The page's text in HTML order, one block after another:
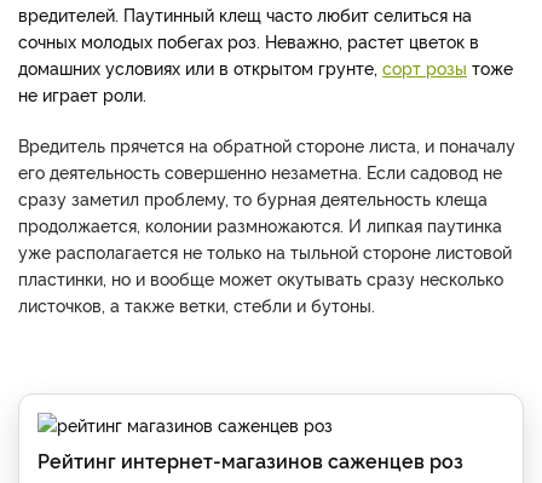
вредителей. Паутинный клещ часто любит селиться на
сочных молодых побегах роз. Неважно, растет цветок в
домашних условиях или в открытом грунте, сорт розы тоже
не играет роли.
Вредитель прячется на обратной стороне листа, и поначалу
его деятельность совершенно незаметна. Если садовод не
сразу заметил проблему, то бурная деятельность клеща
продолжается, колонии размножаются. И липкая паутинка
уже располагается не только на тыльной стороне листовой
пластинки, но и вообще может окутывать сразу несколько
листочков, а также ветки, стебли и бутоны.
Рейтинг интернет-магазинов саженцев роз